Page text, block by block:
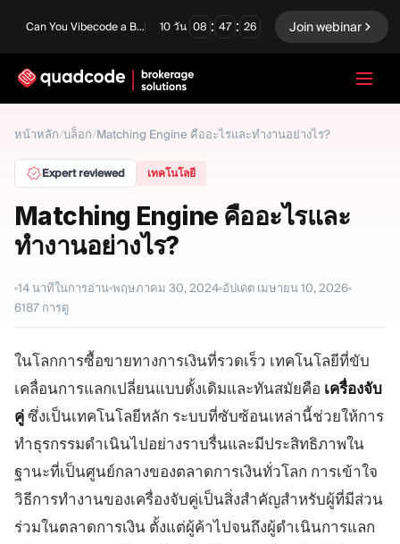
Can You Vibecode a Brokerage Platform? 10 วัน 08 : 47 : 25 Join webinar
หน้าหลัก/บล็อก/Matching Engine คืออะไรและทำงานอย่างไร?
Expert reviewed เทคโนโลยี
Matching Engine คืออะไรและ
ทำงานอย่างไร?
14นาทีในการอ่าน พฤษภาคม 30, 2024 อัปเดต เมษายน 10, 2026
6187 การดู
ในโลกการซื้อขายทางการเงินที่รวดเร็ว เทคโนโลยีที่ขับ
เคลื่อนการแลกเปลี่ยนแบบดั้งเดิมและทันสมัยคือ เครื่องจับ
คู่ซึ่งเป็นเทคโนโลยีหลัก ระบบที่ซับซ้อนเหล่านี้ช่วยให้การ
ทำธุรกรรมดำเนินไปอย่างราบรื่นและมีประสิทธิภาพใน
ฐานะที่เป็นศูนย์กลางของตลาดการเงินทั่วโลก การเข้าใจ
วิธีการทำงานของเครื่องจับคู่เป็นสิ่งสำคัญสำหรับผู้ที่มีส่วน
ร่วมในตลาดการเงิน ตั้งแต่ผู้ค้าไปจนถึงผู้ดำเนินการแลก
LANGUAGE
ภาษาไทย
โซลูชันครบวงจร
ฟอเร็กซ์ / CFD
ตลาดหลักทรัพย์และการ
โมดูล
แพลตฟอร์มเทรด แบ็กออฟฟิศ
ทรัพยากร
บล็อก
เพิ่มเติม
ทีม